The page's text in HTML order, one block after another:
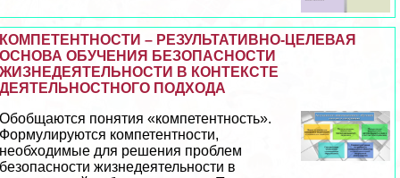
КОМПЕТЕНТНОСТИ – РЕЗУЛЬТАТИВНО-ЦЕЛЕВАЯ
ОСНОВА ОБУЧЕНИЯ БЕЗОПАСНОСТИ
ЖИЗНЕДЕЯТЕЛЬНОСТИ В КОНТЕКСТЕ
ДЕЯТЕЛЬНОСТНОГО ПОДХОДА
Обобщаются понятия «компетентность».
Формулируются компетентности,
необходимые для решения проблем
безопасности жизнедеятельности в